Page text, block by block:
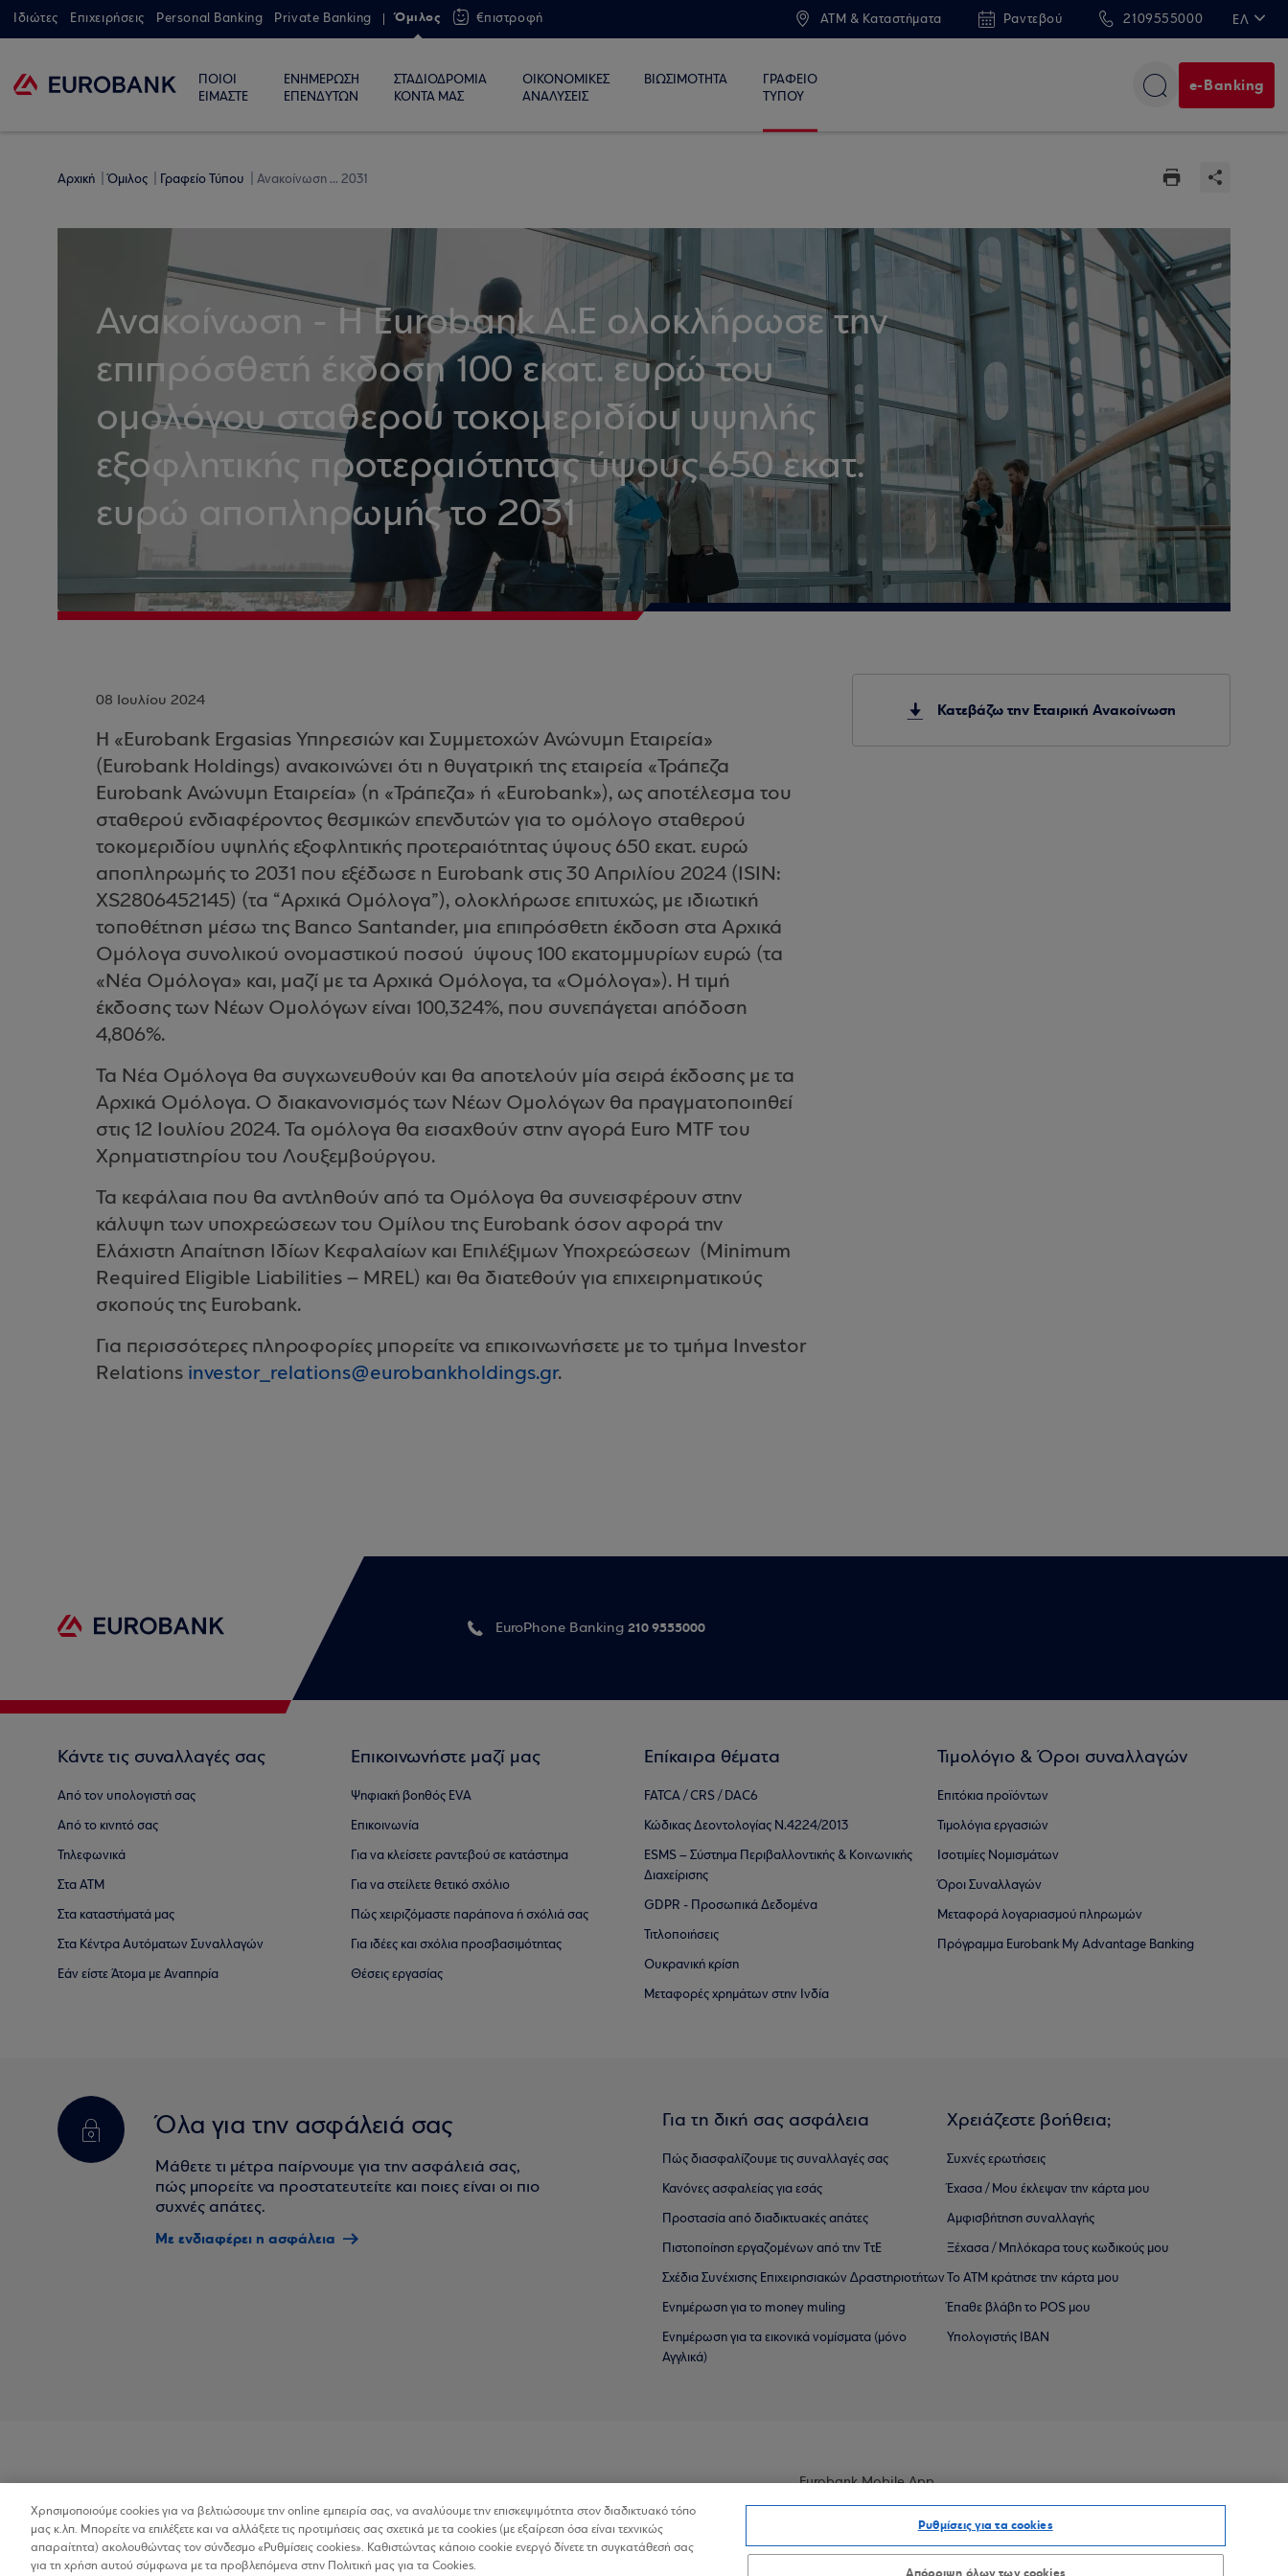
Ιδιώτες Επιχειρήσεις Personal Banking Private Banking Όμιλος €πιστροφή ATM & Καταστήματα Ραντεβού 2109555000 ΕΛ
ΠΟΙΟΙ
ΕΙΜΑΣΤΕ
ΕΝΗΜΕΡΩΣΗ
ΕΠΕΝΔΥΤΩΝ
ΣΤΑΔΙΟΔΡΟΜΙΑ
ΚΟΝΤΑ ΜΑΣ
ΟΙΚΟΝΟΜΙΚΕΣ
ΑΝΑΛΥΣΕΙΣ
ΒΙΩΣΙΜΟΤΗΤΑ
ΓΡΑΦΕΙΟ
ΤΥΠΟΥ
e-Banking
Αρχική Όμιλος Γραφείο Τύπου Ανακοίνωση ... 2031
Ανακοίνωση - Η Eurobank A.E ολοκλήρωσε την
επιπρόσθετή έκδοση 100 εκατ. ευρώ του
ομολόγου σταθερού τοκομεριδίου υψηλής
εξοφλητικής προτεραιότητας ύψους 650 εκατ.
ευρώ αποπληρωμής το 2031
08 Ιουλίου 2024
Η «Eurobank Ergasias Υπηρεσιών και Συμμετοχών Ανώνυμη Εταιρεία»
(Eurobank Holdings) ανακοινώνει ότι η θυγατρική της εταιρεία «Τράπεζα
Eurobank Ανώνυμη Εταιρεία» (η «Τράπεζα» ή «Eurobank»), ως αποτέλεσμα του
σταθερού ενδιαφέροντος θεσμικών επενδυτών για το ομόλογο σταθερού
τοκομεριδίου υψηλής εξοφλητικής προτεραιότητας ύψους 650 εκατ. ευρώ
αποπληρωμής το 2031 που εξέδωσε η Eurobank στις 30 Απριλίου 2024 (ISIN:
XS2806452145) (τα “Αρχικά Ομόλογα”), ολοκλήρωσε επιτυχώς, με ιδιωτική
τοποθέτηση μέσω της Banco Santander, μια επιπρόσθετη έκδοση στα Αρχικά
Ομόλογα συνολικού ονομαστικού ποσού ύψους 100 εκατομμυρίων ευρώ (τα
«Νέα Ομόλογα» και, μαζί με τα Αρχικά Ομόλογα, τα «Ομόλογα»). Η τιμή
έκδοσης των Νέων Ομολόγων είναι 100,324%, που συνεπάγεται απόδοση
4,806%.
Τα Νέα Ομόλογα θα συγχωνευθούν και θα αποτελούν μία σειρά έκδοσης με τα
Αρχικά Ομόλογα. Ο διακανονισμός των Νέων Ομολόγων θα πραγματοποιηθεί
στις 12 Ιουλίου 2024. Τα ομόλογα θα εισαχθούν στην αγορά Euro MTF του
Χρηματιστηρίου του Λουξεμβούργου.
Τα κεφάλαια που θα αντληθούν από τα Ομόλογα θα συνεισφέρουν στην
κάλυψη των υποχρεώσεων του Ομίλου της Eurobank όσον αφορά την
Ελάχιστη Απαίτηση Ιδίων Κεφαλαίων και Επιλέξιμων Υποχρεώσεων (Minimum
Required Eligible Liabilities – MREL) και θα διατεθούν για επιχειρηματικούς
σκοπούς της Eurobank.
Για περισσότερες πληροφορίες μπορείτε να επικοινωνήσετε με το τμήμα Investor
Relations investor_relations@eurobankholdings.gr.
Κατεβάζω την Εταιρική Ανακοίνωση
EuroPhone Banking 210 9555000
Κάντε τις συναλλαγές σας
Από τον υπολογιστή σας
Από το κινητό σας
Τηλεφωνικά
Στα ΑΤΜ
Στα καταστήματά μας
Στα Κέντρα Αυτόματων Συναλλαγών
Εάν είστε Άτομα με Αναπηρία
Επικοινωνήστε μαζί μας
Ψηφιακή βοηθός EVA
Επικοινωνία
Για να κλείσετε ραντεβού σε κατάστημα
Για να στείλετε θετικό σχόλιο
Πώς χειριζόμαστε παράπονα ή σχόλιά σας
Για ιδέες και σχόλια προσβασιμότητας
Θέσεις εργασίας
Επίκαιρα θέματα
FATCA / CRS / DAC6
Κώδικας Δεοντολογίας Ν.4224/2013
ESMS – Σύστημα Περιβαλλοντικής & Κοινωνικής
Διαχείρισης
GDPR - Προσωπικά Δεδομένα
Τιτλοποιήσεις
Ουκρανική κρίση
Μεταφορές χρημάτων στην Ινδία
Τιμολόγιο & Όροι συναλλαγών
Επιτόκια προϊόντων
Τιμολόγια εργασιών
Ισοτιμίες Νομισμάτων
Όροι Συναλλαγών
Μεταφορά λογαριασμού πληρωμών
Πρόγραμμα Eurobank My Advantage Banking
Όλα για την ασφάλειά σας
Μάθετε τι μέτρα παίρνουμε για την ασφάλειά σας,
πώς μπορείτε να προστατευτείτε και ποιες είναι οι πιο
συχνές απάτες.
Με ενδιαφέρει η ασφάλεια
Για τη δική σας ασφάλεια
Πώς διασφαλίζουμε τις συναλλαγές σας
Κανόνες ασφαλείας για εσάς
Προστασία από διαδικτυακές απάτες
Πιστοποίηση εργαζομένων από την ΤτΕ
Σχέδια Συνέχισης Επιχειρησιακών ∆ραστηριοτήτων
Ενημέρωση για το money muling
Ενημέρωση για τα εικονικά νομίσματα (μόνο
Αγγλικά)
Χρειάζεστε βοήθεια;
Συχνές ερωτήσεις
Έχασα / Μου έκλεψαν την κάρτα μου
Αμφισβήτηση συναλλαγής
Ξέχασα / Μπλόκαρα τους κωδικούς μου
Το ΑΤΜ κράτησε την κάρτα μου
Έπαθε βλάβη το POS μου
Υπολογιστής IBAN
Προσβασιμότητα
Eurobank Mobile App
Χρησιμοποιούμε cookies για να βελτιώσουμε την online εμπειρία σας, να αναλύουμε την επισκεψιμότητα στον διαδικτυακό τόπο
μας κ.λπ. Μπορείτε να επιλέξετε και να αλλάξετε τις προτιμήσεις σας σχετικά με τα cookies (με εξαίρεση όσα είναι τεχνικώς
απαραίτητα) ακολουθώντας τον σύνδεσμο «Ρυθμίσεις cookies». Καθιστώντας κάποιο cookie ενεργό δίνετε τη συγκατάθεσή σας
για τη χρήση αυτού σύμφωνα με τα προβλεπόμενα στην Πολιτική μας για τα Cookies.
Ρυθμίσεις για τα cookies